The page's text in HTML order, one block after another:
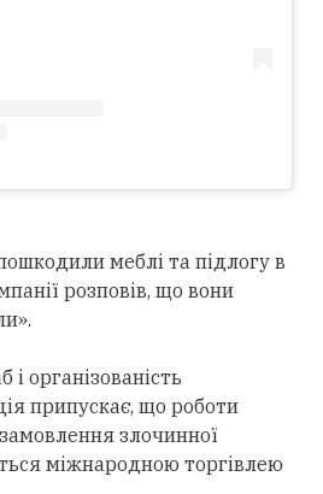
меблі та підлогу в
розповів, що вони
організованість
припускає, що роботи
злочинної
міжнародною торгівлею